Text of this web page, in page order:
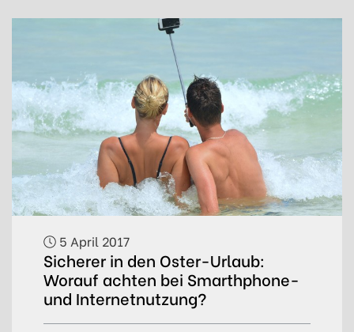
5 April 2017
Sicherer in den Oster-Urlaub:
Worauf achten bei Smarthphone-
und Internetnutzung?